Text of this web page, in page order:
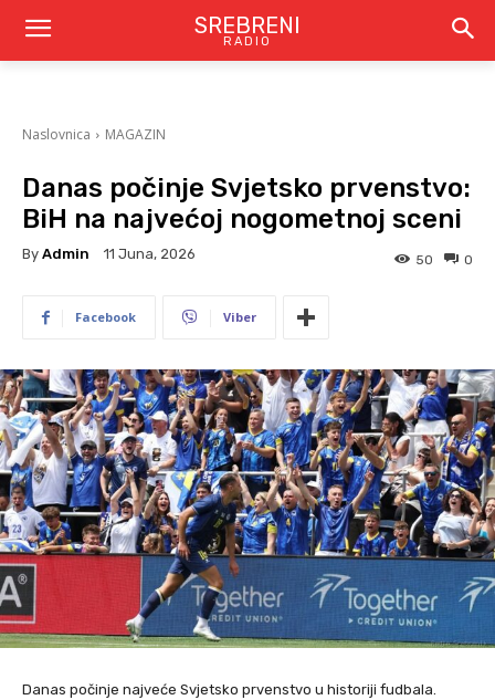
SREBRENI
RADIO
Naslovnica MAGAZIN
Danas počinje Svjetsko prvenstvo:
BiH na najvećoj nogometnoj sceni
By Admin 11 Juna, 2026 0
50
Facebook Viber
Danas počinje najveće Svjetsko prvenstvo u historiji fudbala.